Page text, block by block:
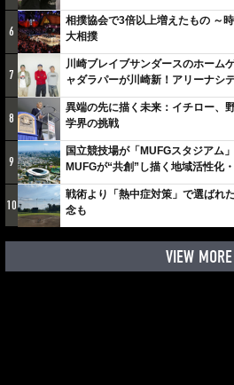
6
相撲協会で3倍以上増えたもの ～
大相撲
7
川崎ブレイブサンダースのホーム
ャダラパーが川崎新！アリーナシ
しみでしかないでしょ。川崎は、
8
異端の先に描く未来：イチロー、
学界の挑戦
9
国立競技場が「MUFGスタジアム
MUFGが“共創”し描く地域活性化
10
戦術より「熱中症対策」で選ば
念も
VIEW MORE